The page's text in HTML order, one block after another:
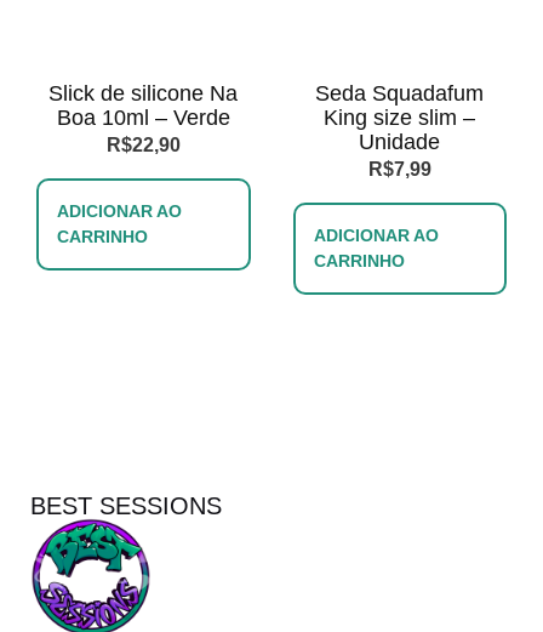
Slick de silicone Na
Boa 10ml – Verde
R$22,90
ADICIONAR AO
CARRINHO
Seda Squadafum
King size slim –
Unidade
R$7,99
ADICIONAR AO
CARRINHO
BEST SESSIONS